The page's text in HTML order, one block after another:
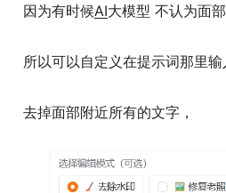
因为有时候AI大模型 不认为面
所以可以自定义在提示词那里输
去掉面部附近所有的文字，